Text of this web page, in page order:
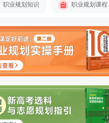
职业规划知识 职业规划课程